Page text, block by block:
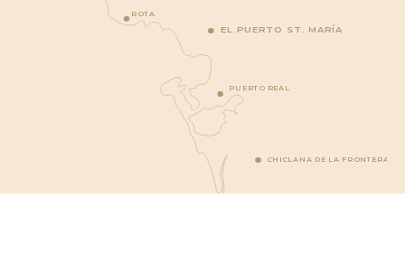
EL PUERTO ST. MARÍA
CHICLANA DE LA FRONTERA
PUERTO REAL
ROTA